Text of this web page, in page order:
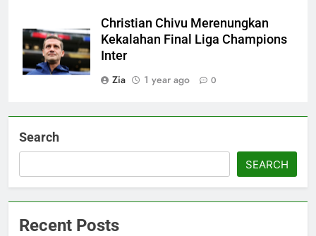
Christian Chivu Merenungkan
Kekalahan Final Liga Champions
Inter
Zia
1 year ago 0
Search
SEARCH
Recent Posts